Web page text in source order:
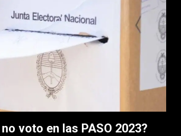
voto en las PASO 2023?